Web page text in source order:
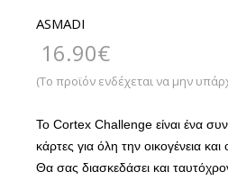
ASMADI
16.90€
(Το προϊόν ενδέχεται να μην
Το Cortex Challenge είναι ένα
κάρτες για όλη την οικογένεια
Θα σας διασκεδάσει και